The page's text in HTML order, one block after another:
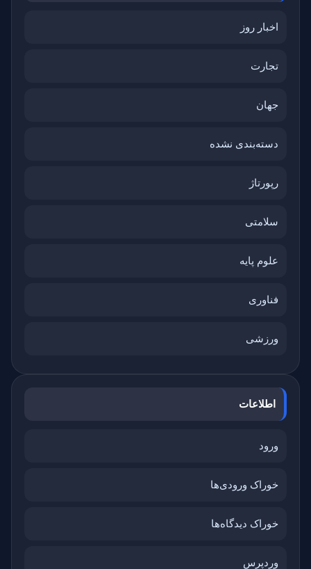
اخبار روز
تجارت
جهان
دسته‌بندی نشده
رپورتاژ
سلامتی
علوم پایه
فناوری
ورزشی
اطلاعات
ورود
خوراک ورودی‌ها
خوراک دیدگاه‌ها
وردپرس